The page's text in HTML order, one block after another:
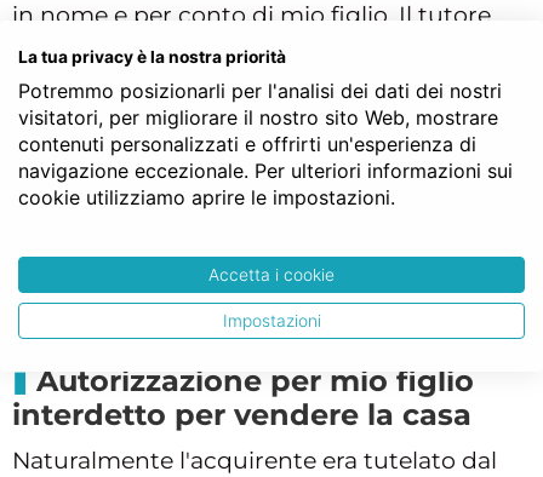
in nome e per conto di mio figlio. Il tutore
avrebbe avuto la rappresentanza legale
dell’interdetto e, quindi, lo avrebbe
rappresentato in ogni atto necessario, anche
nella compravendita che dovevamo
effettuare dal Notaio. In poche parole
spettava al tutore la decisione (al posto
dell'interdetto che non ha la capacita di
farlo) di vendere o meno la casa.
Autorizzazione per mio figlio
interdetto per vendere la casa
Naturalmente l'acquirente era tutelato dal
La tua privacy è la nostra priorità
Potremmo posizionarli per l'analisi dei dati dei nostri
visitatori, per migliorare il nostro sito Web, mostrare
contenuti personalizzati e offrirti un'esperienza di
navigazione eccezionale. Per ulteriori informazioni sui
cookie utilizziamo aprire le impostazioni.
Accetta i cookie
Impostazioni